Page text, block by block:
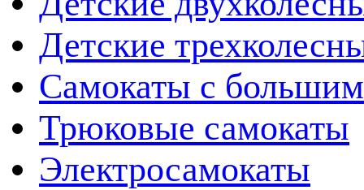
Детские
Самокаты с
Трюковые самокаты
Электросамокаты